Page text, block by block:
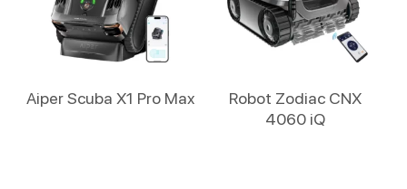
Aiper Scuba X1 Pro Max
Robot Zodiac CNX
4060 iQ